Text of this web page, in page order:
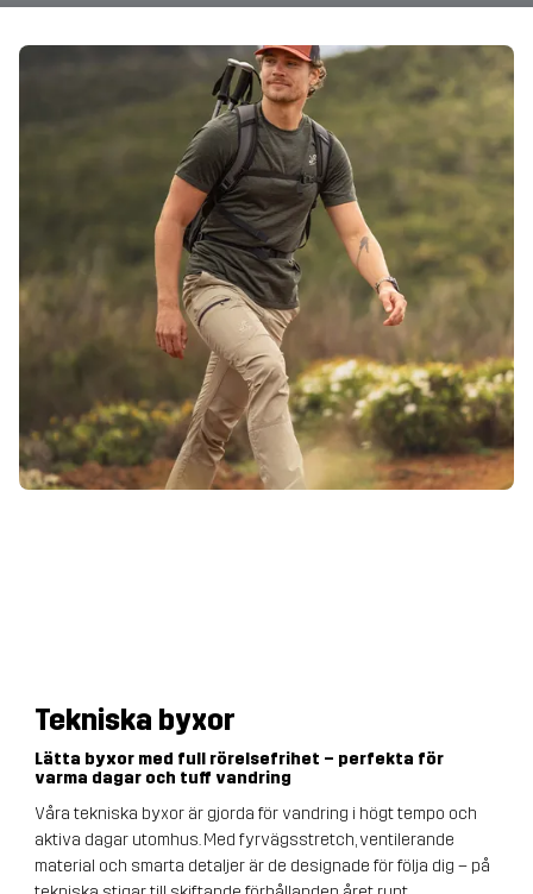
Tekniska byxor
Lätta byxor med full rörelsefrihet – perfekta för
varma dagar och tuff vandring
Våra tekniska byxor är gjorda för vandring i högt tempo och
aktiva dagar utomhus. Med fyrvägsstretch, ventilerande
material och smarta detaljer är de designade för följa dig – på